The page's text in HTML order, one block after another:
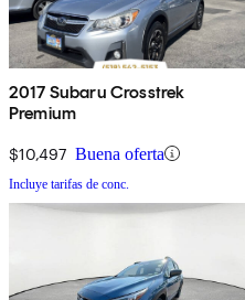
2017 Subaru Crosstrek
Premium
$10,497 Buena oferta
Incluye tarifas de conc.